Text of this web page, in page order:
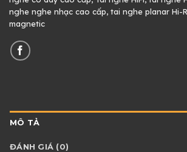
nghe nghe nhạc cao cấp, tai nghe planar Hi-
magnetic
MÔ TẢ
ĐÁNH GIÁ (0)